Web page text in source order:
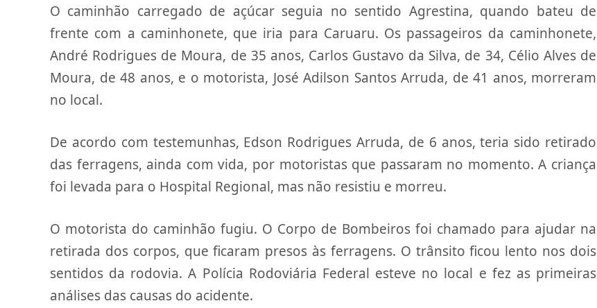
O caminhão carregado de açúcar seguia no sentido Agrestina, quando bateu de
frente com a caminhonete, que iria para Caruaru. Os passageiros da caminhonete,
André Rodrigues de Moura, de 35 anos, Carlos Gustavo da Silva, de 34, Célio Alves de
Moura, de 48 anos, e o motorista, José Adilson Santos Arruda, de 41 anos, morreram
no local.
De acordo com testemunhas, Edson Rodrigues Arruda, de 6 anos, teria sido retirado
das ferragens, ainda com vida, por motoristas que passaram no momento. A criança
foi levada para o Hospital Regional, mas não resistiu e morreu.
O motorista do caminhão fugiu. O Corpo de Bombeiros foi chamado para ajudar na
retirada dos corpos, que ficaram presos às ferragens. O trânsito ficou lento nos dois
sentidos da rodovia. A Polícia Rodoviária Federal esteve no local e fez as primeiras
análises das causas do acidente.